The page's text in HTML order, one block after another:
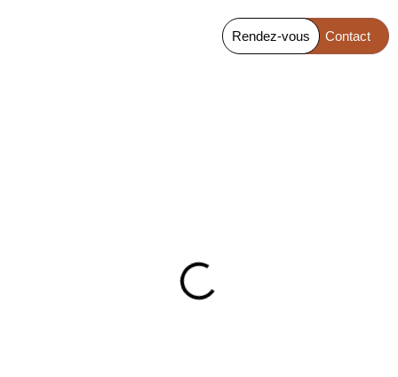
Rendez-vous Contact